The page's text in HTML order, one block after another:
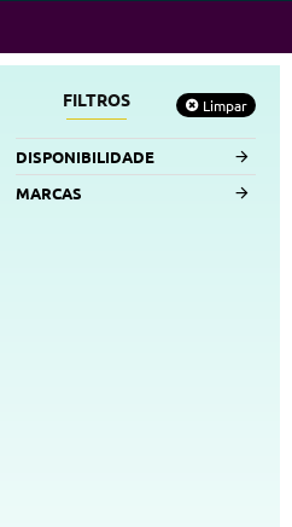
FILTROS Limpar
DISPONIBILIDADE
MARCAS